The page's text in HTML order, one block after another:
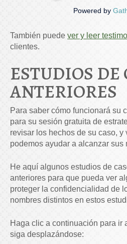
Powered by
También puede ver y leer
clientes.
ESTUDIOS DE
ANTERIORES
Para saber cómo funcionará su
para su sesión gratuita de
revisar los hechos de su caso,
podemos ayudar a alcanzar sus
He aquí algunos estudios de
anteriores para que pueda ver
proteger la confidencialidad de
nombres distintos en estos
Haga clic a continuación para ir
siga desplazándose: